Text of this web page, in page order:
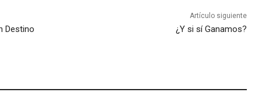
Destino
Artículo siguiente
¿Y si sí Ganamos?